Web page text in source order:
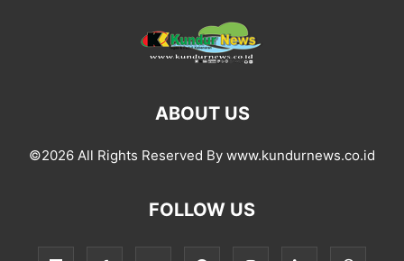
ABOUT US
©2026 All Rights Reserved By www.kundurnews.co.id
FOLLOW US